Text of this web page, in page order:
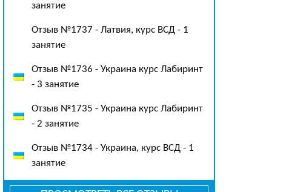
занятие
Отзыв №1737 - Латвия, курс ВСД - 1
занятие
Отзыв №1736 - Украина курс Лабиринт
- 3 занятие
Отзыв №1735 - Украина курс Лабиринт
- 2 занятие
Отзыв №1734 - Украина, курс ВСД - 1
занятие